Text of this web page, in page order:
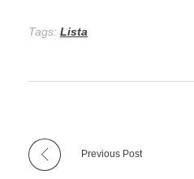
Tags: Lista
Previous Post